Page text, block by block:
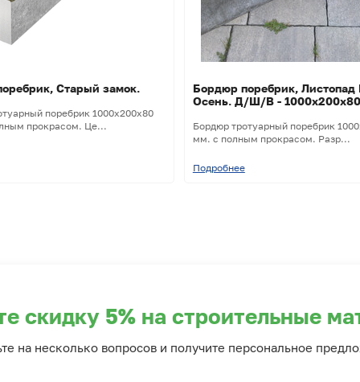
Старый замок.
поребрик 1000х200х80
прокрасом. Це...
Бордюр поребрик, Листопад
Осень. Д/Ш/В -
Бордюр тротуарный поребрик
мм. с полным прокрасом. Разр...
Подробнее
скидку 5% на строительные
на несколько вопросов и получите персональное